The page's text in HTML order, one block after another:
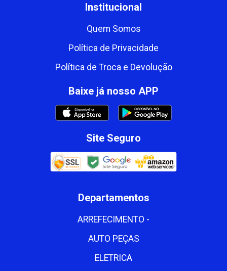
Institucional
Quem Somos
Política de Privacidade
Política de Troca e Devolução
Baixe já nosso APP
Site Seguro
Departamentos
ARREFECIMENTO -
AUTO PEÇAS
ELETRICA